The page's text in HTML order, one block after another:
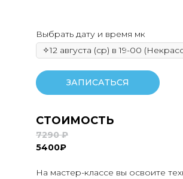
Выбрать дату и время мк
ЗАПИСАТЬСЯ
СТОИМОСТЬ
7290 ₽
5400₽
На мастер-классе вы освоите